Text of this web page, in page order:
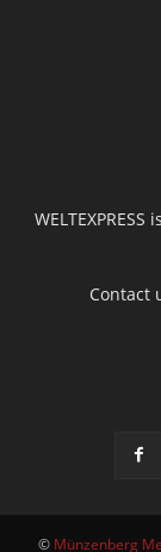
Contact
© Münzenberg